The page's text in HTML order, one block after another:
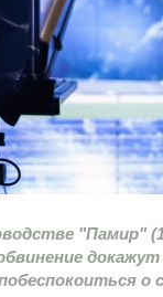
"Памир"